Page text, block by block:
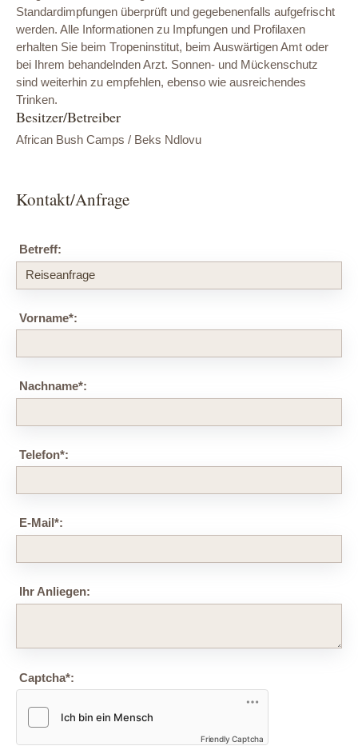
Standardimpfungen überprüft und gegebenenfalls aufgefrischt
werden. Alle Informationen zu Impfungen und Profilaxen
erhalten Sie beim Tropeninstitut, beim Auswärtigen Amt oder
bei Ihrem behandelnden Arzt. Sonnen- und Mückenschutz
sind weiterhin zu empfehlen, ebenso wie ausreichendes
Trinken.
Besitzer/Betreiber
African Bush Camps / Beks Ndlovu
Kontakt/Anfrage
Betreff:
Vorname*:
Nachname*:
Telefon*:
E-Mail*:
Ihr Anliegen:
Captcha*:
Friendly Captcha